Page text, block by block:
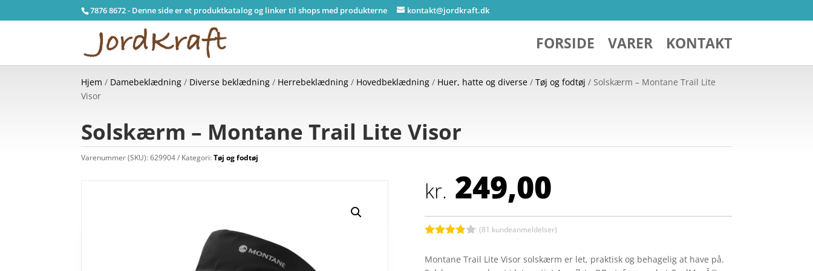
7876 8672 - Denne side er et produktkatalog og linker til shops med produkterne kontakt@jordkraft.dk
FORSIDE VARER KONTAKT
Hjem / Damebeklædning / Diverse beklædning / Herrebeklædning / Hovedbeklædning / Huer, hatte og diverse /Tøj og fodtøj / Solskærm – Montane Trail Lite
Visor
Solskærm – Montane Trail Lite Visor
Varenummer (SKU):629904 Kategori:Tøj og fodtøj
kr. 249,00
ud af 5
(81 kundeanmeldelser)
Montane Trail Lite Visor solskærm er let, praktisk og behagelig at have på.